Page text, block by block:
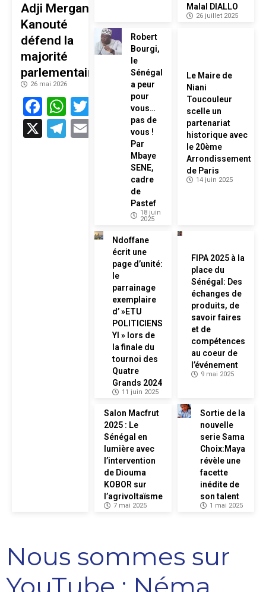
Adji Mergane
Kanouté
défend la
majorité
parlementaire
26 mai 2026
Facebook
WhatsApp
Twitter
X
Telegram
Email
Malal DIALLO
26 juillet 2025
Robert
Bourgi,
le
Sénégal
a peur
pour
vous…
pas de
vous !
Par
Mbaye
SENE,
cadre
de
Pastef
18 juin
2025
Le Maire de
Niani
Toucouleur
scelle un
partenariat
historique avec
le 20ème
Arrondissement
de Paris
14 juin 2025
Ndoffane
écrit une
page d’unité:
le
parrainage
exemplaire
d’ »ETU
POLITICIENS
YI » lors de
la finale du
tournoi des
Quatre
Grands 2024
11 juin 2025
FIPA 2025 à la
place du
Sénégal: Des
échanges de
produits, de
savoir faires
et de
compétences
au coeur de
l’événement
9 mai 2025
Salon Macfrut
2025 : Le
Sénégal en
lumière avec
l’intervention
de Diouma
KOBOR sur
l’agrivoltaïsme
7 mai 2025
Sortie de la
nouvelle
serie Sama
Choix:Maya
révèle une
facette
inédite de
son talent
1 mai 2025
Nous sommes sur